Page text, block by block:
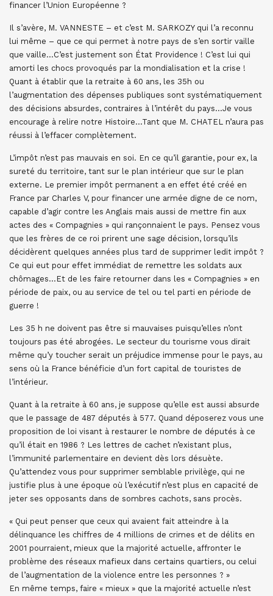
financer l’Union Européenne ?
Il s’avère, M. VANNESTE – et c’est M. SARKOZY qui l’a reconnu
lui même – que ce qui permet à notre pays de s’en sortir vaille
que vaille…C’est justement son État Providence ! C’est lui qui
amorti les chocs provoqués par la mondialisation et la crise !
Quant à établir que la retraite à 60 ans, les 35h ou
l’augmentation des dépenses publiques sont systématiquement
des décisions absurdes, contraires à l’intérêt du pays…Je vous
encourage à relire notre Histoire…Tant que M. CHATEL n’aura pas
réussi à l’effacer complètement.
L’impôt n’est pas mauvais en soi. En ce qu’il garantie, pour ex, la
sureté du territoire, tant sur le plan intérieur que sur le plan
externe. Le premier impôt permanent a en effet été créé en
France par Charles V, pour financer une armée digne de ce nom,
capable d’agir contre les Anglais mais aussi de mettre fin aux
actes des « Compagnies » qui rançonnaient le pays. Pensez vous
que les frères de ce roi prirent une sage décision, lorsqu’ils
décidèrent quelques années plus tard de supprimer ledit impôt ?
Ce qui eut pour effet immédiat de remettre les soldats aux
chômages…Et de les faire retourner dans les « Compagnies » en
période de paix, ou au service de tel ou tel parti en période de
guerre !
Les 35 h ne doivent pas être si mauvaises puisqu’elles n’ont
toujours pas été abrogées. Le secteur du tourisme vous dirait
même qu’y toucher serait un préjudice immense pour le pays, au
sens où la France bénéficie d’un fort capital de touristes de
l’intérieur.
Quant à la retraite à 60 ans, je suppose qu’elle est aussi absurde
que le passage de 487 députés à 577. Quand déposerez vous une
proposition de loi visant à restaurer le nombre de députés à ce
qu’il était en 1986 ? Les lettres de cachet n’existant plus,
l’immunité parlementaire en devient dès lors désuète.
Qu’attendez vous pour supprimer semblable privilège, qui ne
justifie plus à une époque où l’exécutif n’est plus en capacité de
jeter ses opposants dans de sombres cachots, sans procès.
« Qui peut penser que ceux qui avaient fait atteindre à la
délinquance les chiffres de 4 millions de crimes et de délits en
2001 pourraient, mieux que la majorité actuelle, affronter le
problème des réseaux mafieux dans certains quartiers, ou celui
de l’augmentation de la violence entre les personnes ? »
En même temps, faire « mieux » que la majorité actuelle n’est